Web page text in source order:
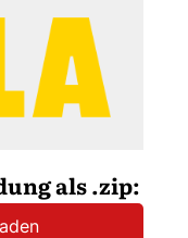
als .zip: